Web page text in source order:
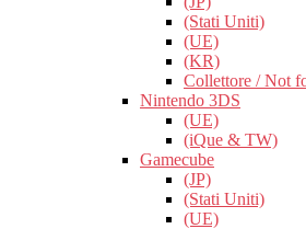
(Stati Uniti)
(UE)
(KR)
Collettore / Not
Nintendo 3DS
(UE)
(iQue & TW)
Gamecube
(JP)
(Stati Uniti)
(UE)